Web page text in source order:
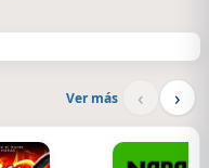
Ver más ‹ ›